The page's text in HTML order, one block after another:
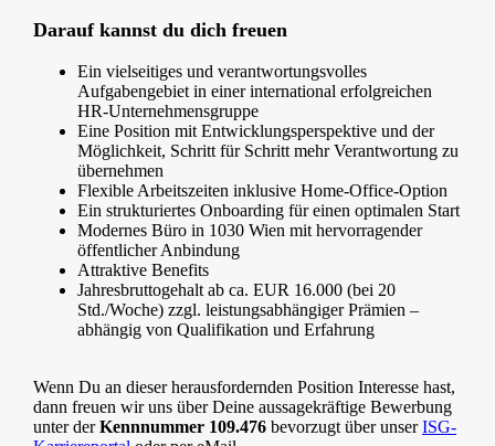
Darauf kannst du dich freuen
Ein vielseitiges und verantwortungsvolles
Aufgabengebiet in einer international erfolgreichen
HR-Unternehmensgruppe
Eine Position mit Entwicklungsperspektive und der
Möglichkeit, Schritt für Schritt mehr Verantwortung zu
übernehmen
Flexible Arbeitszeiten inklusive Home-Office-Option
Ein strukturiertes Onboarding für einen optimalen Start
Modernes Büro in 1030 Wien mit hervorragender
öffentlicher Anbindung
Attraktive Benefits
Jahresbruttogehalt ab ca. EUR 16.000 (bei 20
Std./Woche) zzgl. leistungsabhängiger Prämien –
abhängig von Qualifikation und Erfahrung
Wenn Du an dieser herausfordernden Position Interesse hast,
dann freuen wir uns über Deine aussagekräftige Bewerbung
unter derKennnummer 109.476 bevorzugt über unserISG-